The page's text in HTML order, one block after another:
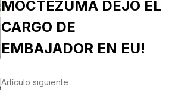
MOCTEZUMA DEJÓ EL
CARGO DE
EMBAJADOR EN EU!
Artículo siguiente